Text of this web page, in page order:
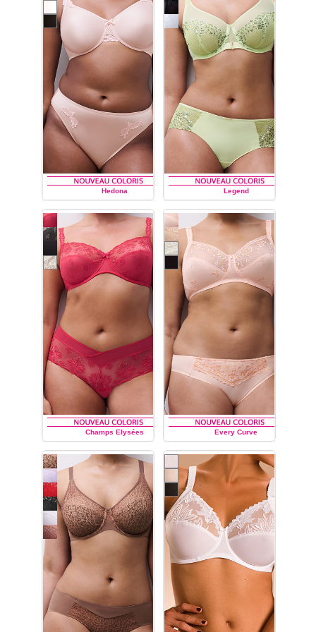
féminines et légères.
et tulle.
Découvrez tous les
modèles de sous-
vêtements de la collection
de lingerie Parisian
gorge du bonnet A au
bonnet I,soutien-gorge à
armatures plongeant 4
parties,
soutien-gorge
corbeille, soutien-gorge
coque, slip, shorty,
Hedona
CHANTELLE
Legend
CHANTELLE
Champs Elysées
CHANTELLE
Every Curve
CHANTELLE